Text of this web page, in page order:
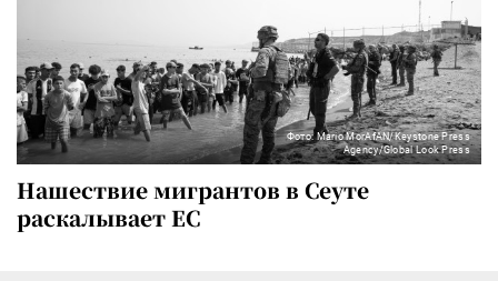
Фото: Mario MorAfAN/Keystone Press
Agency/Global Look Press
Нашествие мигрантов в Сеуте
раскалывает ЕС